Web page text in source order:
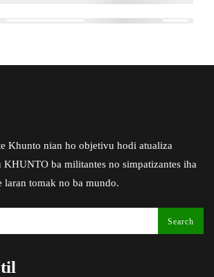
Khunto nian ho objetivu hodi atualiza
KHUNTO ba militantes no simpatizantes iha
laran tomak no ba mundo.